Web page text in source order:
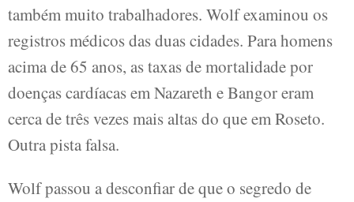
também muito trabalhadores. Wolf examinou os
registros médicos das duas cidades. Para homens
acima de 65 anos, as taxas de mortalidade por
doenças cardíacas em Nazareth e Bangor eram
cerca de três vezes mais altas do que em Roseto.
Outra pista falsa.
Wolf passou a desconfiar de que o segredo de